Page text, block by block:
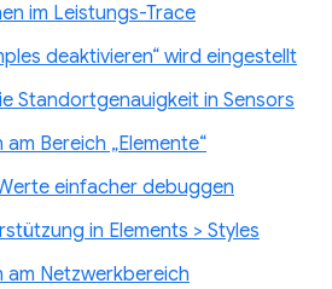
im Leistungs-Trace
deaktivieren“ wird eingestellt
Standortgenauigkeit in Sensors
Bereich „Elemente“
einfacher debuggen
in Elements > Styles
am Netzwerkbereich